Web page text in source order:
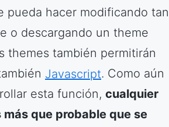
pueda hacer modificando tan
o descargando un theme
themes también permitirán
Javascript. Como aún
esta función, cualquier
que probable que se